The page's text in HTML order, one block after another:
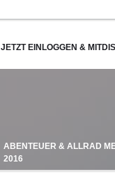
JETZT EINLOGGEN &
ABENTEUER & ALLRAD
2016